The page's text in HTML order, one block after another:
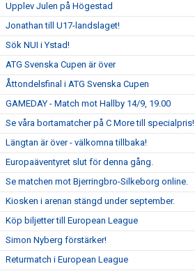
Upplev Julen på Högestad
Jonathan till U17-landslaget!
Sök NUI i Ystad!
ATG Svenska Cupen är över
Åttondelsfinal i ATG Svenska Cupen
GAMEDAY - Match mot Hallby 14/9, 19.00
Se våra bortamatcher på C More till specialpris!
Längtan är över - välkomna tillbaka!
Europaäventyret slut för denna gång.
Se matchen mot Bjerringbro-Silkeborg online.
Kiosken i arenan stängd under september.
Köp biljetter till European League
Simon Nyberg förstärker!
Returmatch i European League